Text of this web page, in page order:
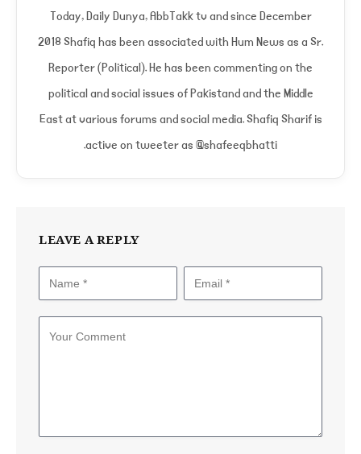
Today, Daily Dunya, AbbTakk tv and since December
2018 Shafiq has been associated with Hum News as a Sr.
Reporter (Political). He has been commenting on the
political and social issues of Pakistand and the Middle
East at various forums and social media. Shafiq Sharif is
active on tweeter as @shafeeqbhatti.
LEAVE A REPLY